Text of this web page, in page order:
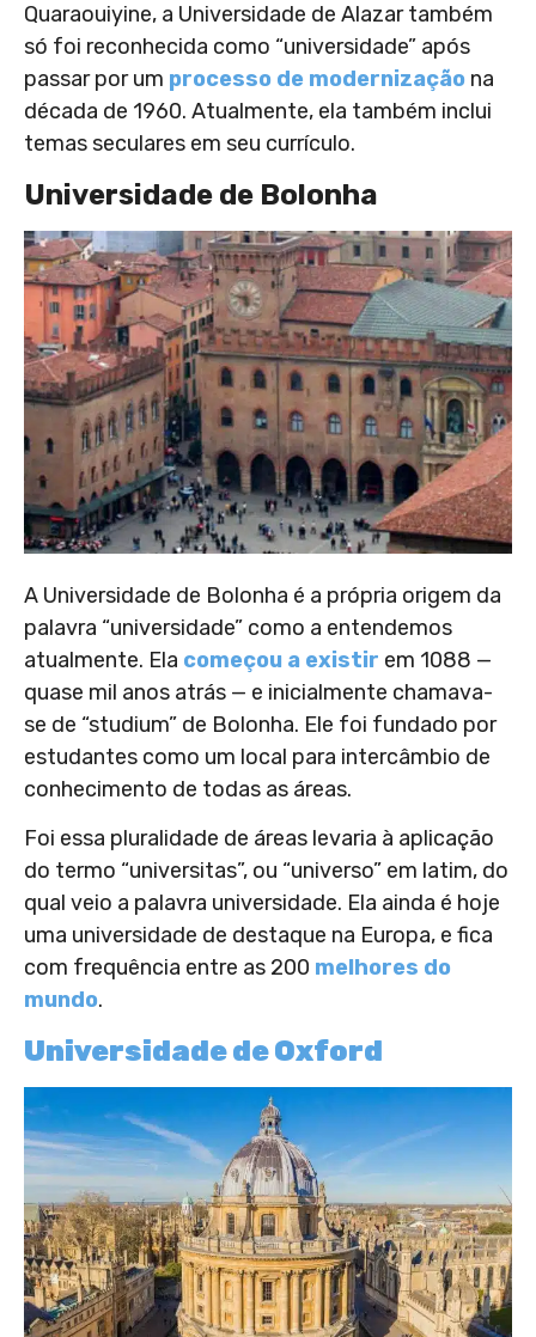
Quaraouiyine, a Universidade de Alazar também
só foi reconhecida como “universidade” após
passar por um processo de modernização na
década de 1960. Atualmente, ela também inclui
temas seculares em seu currículo.
Universidade de Bolonha
A Universidade de Bolonha é a própria origem da
palavra “universidade” como a entendemos
atualmente. Ela começou a existir em 1088 —
quase mil anos atrás — e inicialmente chamava-
se de “studium” de Bolonha. Ele foi fundado por
estudantes como um local para intercâmbio de
conhecimento de todas as áreas.
Foi essa pluralidade de áreas levaria à aplicação
do termo “universitas”, ou “universo” em latim, do
qual veio a palavra universidade. Ela ainda é hoje
uma universidade de destaque na Europa, e fica
com frequência entre as 200 melhores do
mundo.
Universidade de Oxford